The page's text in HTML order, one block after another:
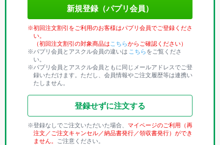
新規登録（パプリ会員）
初回注文割引をご利用のお客様はパプリ会員でご登録くださ
い。
（初回注文割引の対象商品はこちらからご確認ください）
パプリ会員とアスクル会員の違いは こちら をご覧くださ
い。
パプリ会員とアスクル会員ともに同じメールアドレスでご登
録いただけます。ただし、会員情報やご注文履歴等は連携い
たしません。
登録せずに注文する
登録なしでご注文いただいた場合、 マイページのご利用（再
注文／ご注文キャンセル／納品書発行／領収書発行）ができ
ません。 ご注意ください。